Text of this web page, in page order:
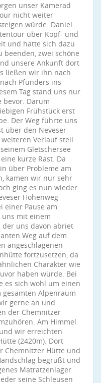
unser Kamerad
nicht weiter
würde. Daniel
über Kopf- und
und hatte sich dazu
beenden, zwei schöne
unsere Ankunft dort
ließen wir ihn nach
Pfunders ins
Tag stand uns nur
bevor. Darum
Frühstück erst
Der Weg führte uns
über den Neveser
Verlauf steil
Gletschersee
kurze Rast. Da
über Probleme am
kamen wir nur sehr
ging es nun wieder
Höhenweg
einer Pause am
uns mit einem
uns davon abriet
Weg auf dem
angeschlagenen
fortzusetzen, da
Charakter wie
haben würde. Bei
es sich wohl um einen
gesamten Alpenraum
gerne an und
der Chemnitzer
Am Himmel
wir erreichten
(2420m). Dort
Chemnitzer Hütte und
begrüßt und
Matratzenlager
seine Schleusen